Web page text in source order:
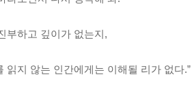
부하고 깊이가 없는지,
읽지 않는 인간에게는 이해될 리가 없다.”